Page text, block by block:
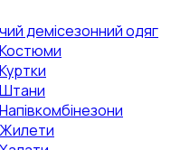
демісезонний одяг
Костюми
Куртки
Штани
Напівкомбінезони
Жилети